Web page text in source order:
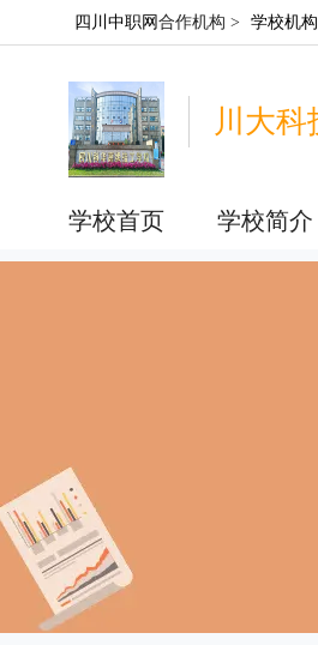
四川中职网 合作机构 > 学校机构
川大科
学校首页 学校简介